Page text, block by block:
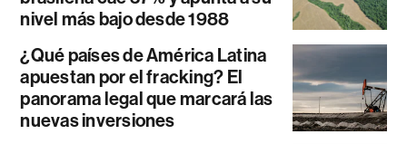
nivel más bajo desde 1988
¿Qué países de América Latina
apuestan por el fracking? El
panorama legal que marcará las
nuevas inversiones